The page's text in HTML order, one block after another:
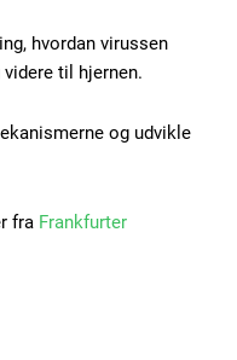
hvordan virussen
til hjernen.
og udvikle
fra Frankfurter